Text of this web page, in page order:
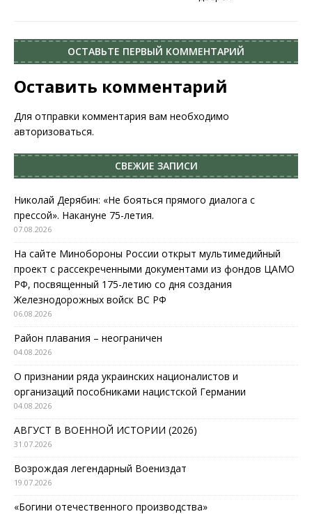
ОСТАВЬТЕ ПЕРВЫЙ КОММЕНТАРИЙ
Оставить комментарий
Для отправки комментария вам необходимо
авторизоваться.
СВЕЖИЕ ЗАПИСИ
Николай Дерябин: «Не бояться прямого диалога с
прессой». Накануне 75-летия.
07.08.2026
На сайте Минобороны России открыт мультимедийный
проект с рассекреченными документами из фондов ЦАМО
РФ, посвященный 175-летию со дня создания
Железнодорожных войск ВС РФ
06.08.2026
Район плавания – неограничен
04.08.2026
О признании ряда украинских националистов и
организаций пособниками нацистской Германии
04.08.2026
АВГУСТ В ВОЕННОЙ ИСТОРИИ (2026)
31.07.2026
Возрождая легендарный Воениздат
19.07.2026
«Богини отечественного производства»